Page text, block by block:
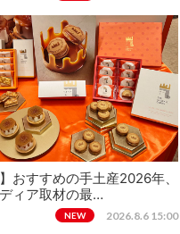
】おすすめの手土産2026年、
ィア取材の最…
NEW 2026.8.6 15:00